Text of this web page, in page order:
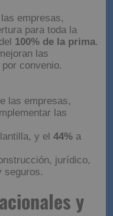
empresas,
para toda la
100% de la prima.
las
convenio.
las empresas,
las
y el 44% a
jurídico,
seguros.
y